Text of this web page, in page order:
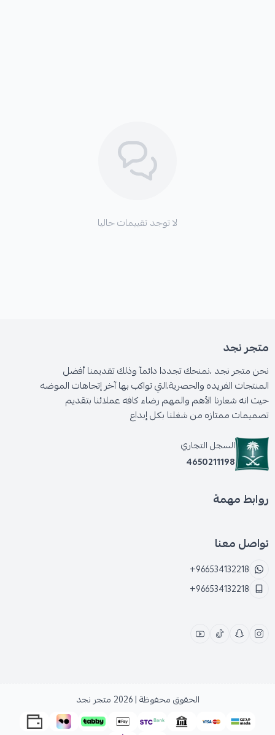
لا توجد تقييمات حاليا
متجر نجد
نحن متجر نجد ،نمنحك تجددا دائمآ وذلك تقديمنا أفضل
المنتجات الفريده والحصرية،التي تواكب بها آخر إتجاهات الموضه
حيث انه شعارنا الأهم والمهم رضاء كافه عملائنا بتقديم
تصميمات ممتازه من شغلنا بكل إبداع
السجل التجاري
4650211198
روابط مهمة
تواصل معنا
+966534132218
+966534132218
الحقوق محفوظة | 2026 متجر نجد